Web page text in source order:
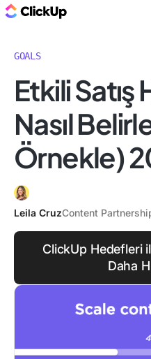
GOALS
Etkili
Nasıl
Örnekle)
Leila CruzContent
ClickUp Hedefleri
Daha